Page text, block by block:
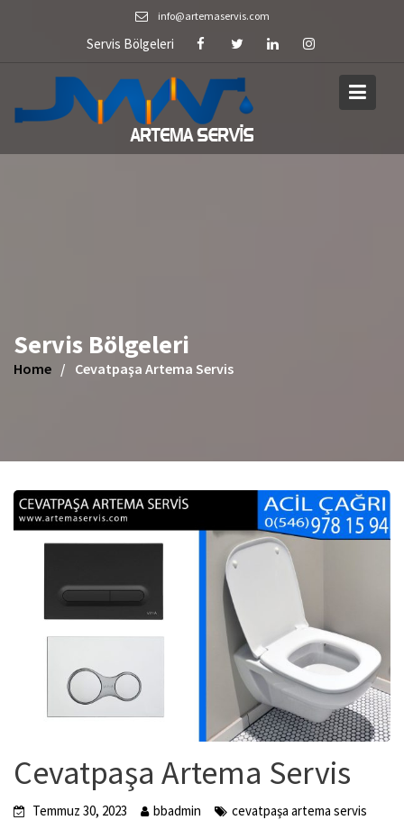
info@artemaservis.com
Servis Bölgeleri
Servis Bölgeleri
Home Cevatpaşa Artema Servis
Cevatpaşa Artema Servis
Temmuz 30, 2023 bbadmin cevatpaşa artema servis